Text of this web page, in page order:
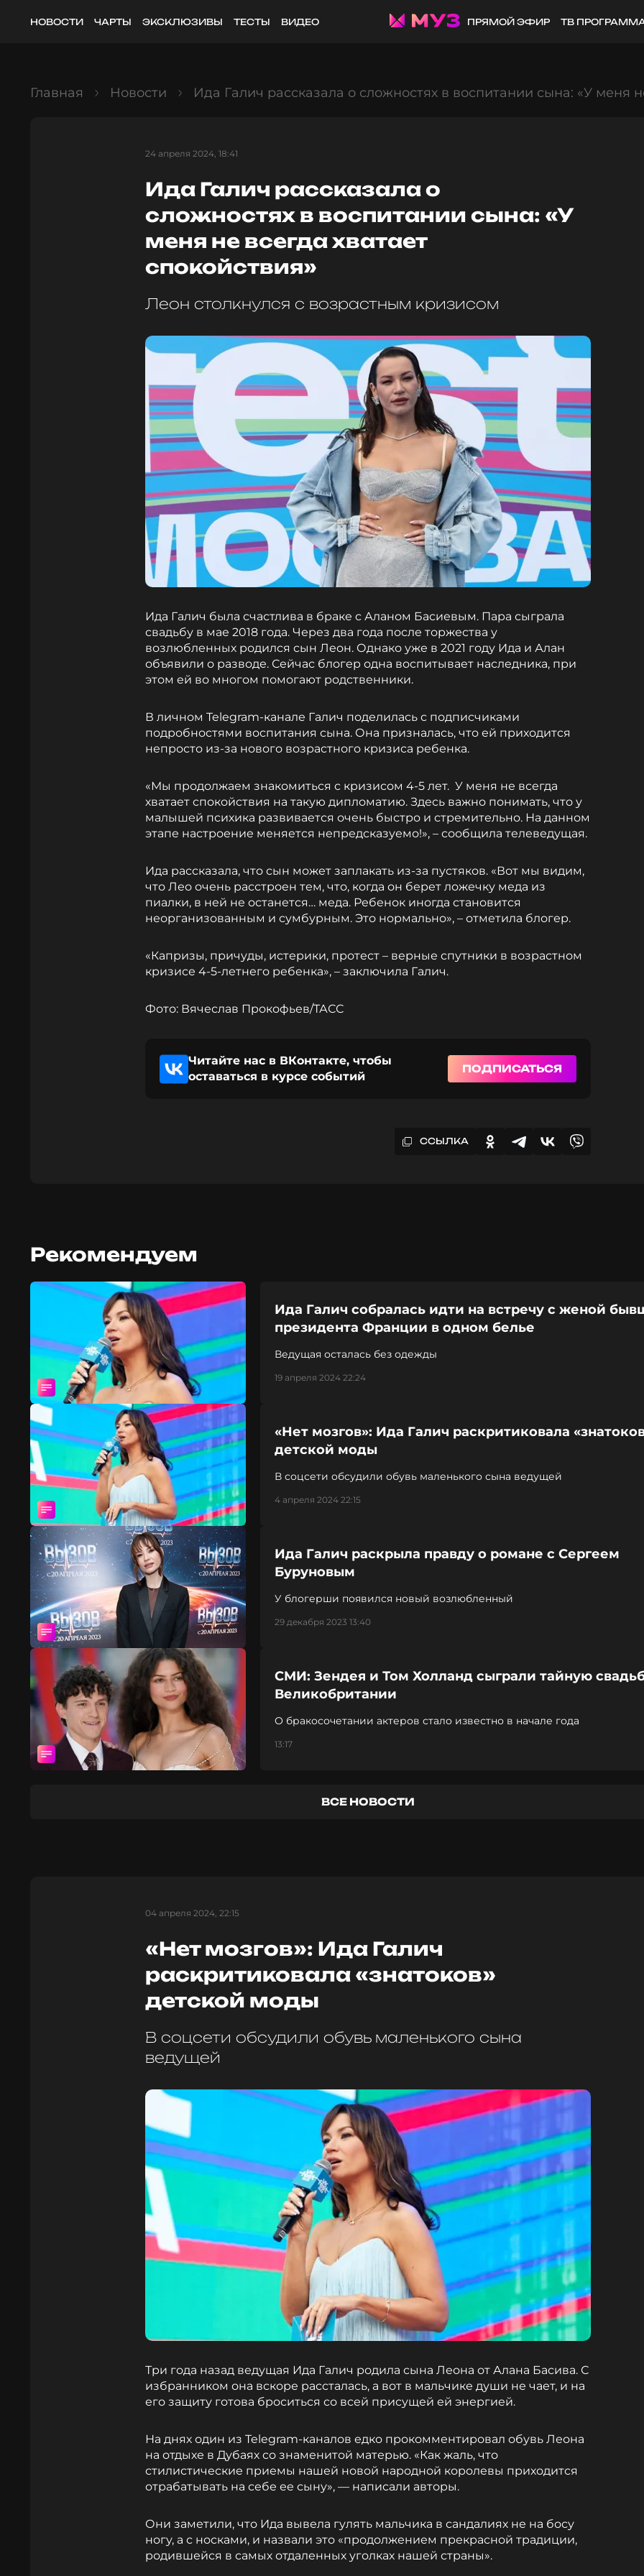
НОВОСТИ ЧАРТЫ ЭКСКЛЮЗИВЫ ТЕСТЫ ВИДЕО ПРЯМОЙ ЭФИР ТВ
Главная Новости Ида Галич рассказала о сложностях в воспитании сына: «У меня
24 апреля 2024, 18:41
Ида Галич рассказала о
сложностях в воспитании сына: «У
меня не всегда хватает
спокойствия»
Леон столкнулся с возрастным кризисом
Ида Галич была счастлива в браке с Аланом Басиевым. Пара сыграла
свадьбу в мае 2018 года. Через два года после торжества у
возлюбленных родился сын Леон. Однако уже в 2021 году Ида и Алан
объявили о разводе. Сейчас блогер одна воспитывает наследника, при
этом ей во многом помогают родственники.
В личном Telegram-канале Галич поделилась с подписчиками
подробностями воспитания сына. Она призналась, что ей приходится
непросто из-за нового возрастного кризиса ребенка.
«Мы продолжаем знакомиться с кризисом 4-5 лет. У меня не всегда
хватает спокойствия на такую дипломатию. Здесь важно понимать, что у
малышей психика развивается очень быстро и стремительно. На данном
этапе настроение меняется непредсказуемо!», – сообщила телеведущая.
Ида рассказала, что сын может заплакать из-за пустяков. «Вот мы видим,
что Лео очень расстроен тем, что, когда он берет ложечку меда из
пиалки, в ней не останется… меда. Ребенок иногда становится
неорганизованным и сумбурным. Это нормально», – отметила блогер.
«Капризы, причуды, истерики, протест – верные спутники в возрастном
кризисе 4-5-летнего ребенка», – заключила Галич.
Фото: Вячеслав Прокофьев/ТАСС
Читайте нас в ВКонтакте, чтобы
оставаться в курсе событий
ПОДПИСАТЬСЯ
ССЫЛКА
Рекомендуем
Ида Галич собралась идти на встречу с женой
президента Франции в одном белье
Ведущая осталась без одежды
19 апреля 2024 22:24
«Нет мозгов»: Ида Галич раскритиковала
детской моды
В соцсети обсудили обувь маленького сына ведущей
4 апреля 2024 22:15
Ида Галич раскрыла правду о романе с Сергеем
Буруновым
У блогерши появился новый возлюбленный
29 декабря 2023 13:40
СМИ: Зендея и Том Холланд сыграли тайную
Великобритании
О бракосочетании актеров стало известно в начале года
13:17
ВСЕ НОВОСТИ
04 апреля 2024, 22:15
«Нет мозгов»: Ида Галич
раскритиковала «знатоков»
детской моды
В соцсети обсудили обувь маленького сына
ведущей
Три года назад ведущая Ида Галич родила сына Леона от Алана Басива. С
избранником она вскоре рассталась, а вот в мальчике души не чает, и на
его защиту готова броситься со всей присущей ей энергией.
На днях один из Telegram-каналов едко прокомментировал обувь Леона
на отдыхе в Дубаях со знаменитой матерью. «Как жаль, что
стилистические приемы нашей новой народной королевы приходится
отрабатывать на себе ее сыну», — написали авторы.
Они заметили, что Ида вывела гулять мальчика в сандалиях не на босу
ногу, а с носками, и назвали это «продолжением прекрасной традиции,
родившейся в самых отдаленных уголках нашей страны».